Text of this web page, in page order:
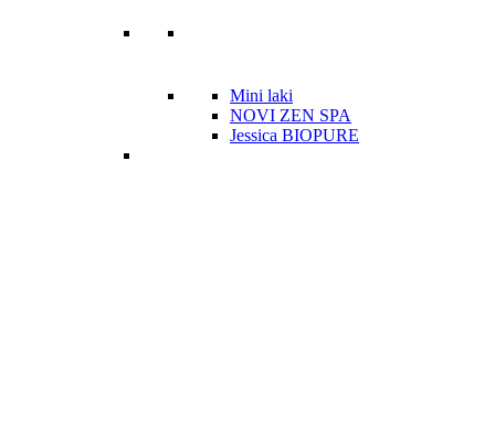
Mini laki
NOVI ZEN SPA
Jessica BIOPURE